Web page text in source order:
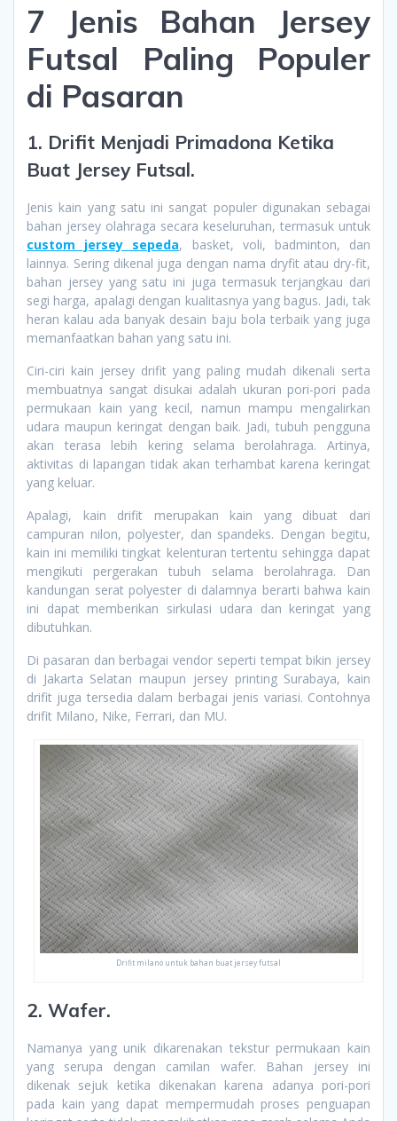
7 Jenis Bahan Jersey
Futsal Paling Populer
di Pasaran
1. Drifit Menjadi Primadona Ketika
Buat Jersey Futsal.
Jenis kain yang satu ini sangat populer digunakan sebagai
bahan jersey olahraga secara keseluruhan, termasuk untuk
custom jersey sepeda, basket, voli, badminton, dan
lainnya. Sering dikenal juga dengan nama dryfit atau dry-fit,
bahan jersey yang satu ini juga termasuk terjangkau dari
segi harga, apalagi dengan kualitasnya yang bagus. Jadi, tak
heran kalau ada banyak desain baju bola terbaik yang juga
memanfaatkan bahan yang satu ini.
Ciri-ciri kain jersey drifit yang paling mudah dikenali serta
membuatnya sangat disukai adalah ukuran pori-pori pada
permukaan kain yang kecil, namun mampu mengalirkan
udara maupun keringat dengan baik. Jadi, tubuh pengguna
akan terasa lebih kering selama berolahraga. Artinya,
aktivitas di lapangan tidak akan terhambat karena keringat
yang keluar.
Apalagi, kain drifit merupakan kain yang dibuat dari
campuran nilon, polyester, dan spandeks. Dengan begitu,
kain ini memiliki tingkat kelenturan tertentu sehingga dapat
mengikuti pergerakan tubuh selama berolahraga. Dan
kandungan serat polyester di dalamnya berarti bahwa kain
ini dapat memberikan sirkulasi udara dan keringat yang
dibutuhkan.
Di pasaran dan berbagai vendor seperti tempat bikin jersey
di Jakarta Selatan maupun jersey printing Surabaya, kain
drifit juga tersedia dalam berbagai jenis variasi. Contohnya
drifit Milano, Nike, Ferrari, dan MU.
Drifit milano untuk bahan buat jersey futsal
2. Wafer.
Namanya yang unik dikarenakan tekstur permukaan kain
yang serupa dengan camilan wafer. Bahan jersey ini
dikenak sejuk ketika dikenakan karena adanya pori-pori
pada kain yang dapat mempermudah proses penguapan